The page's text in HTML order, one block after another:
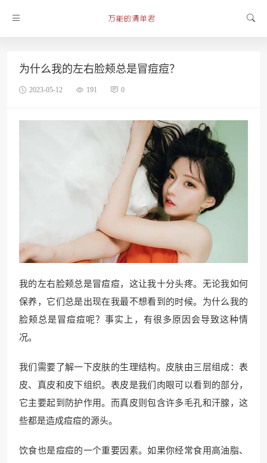
为什么我的左右脸颊总是冒痘痘？
2023-05-12 191 0
我的左右脸颊总是冒痘痘，这让我十分头疼。无论我如何
保养，它们总是出现在我最不想看到的时候。为什么我的
脸颊总是冒痘痘呢？事实上，有很多原因会导致这种情
况。
我们需要了解一下皮肤的生理结构。皮肤由三层组成：表
皮、真皮和皮下组织。表皮是我们肉眼可以看到的部分，
它主要起到防护作用。而真皮则包含许多毛孔和汗腺，这
些都是造成痘痘的源头。
饮食也是痘痘的一个重要因素。如果你经常食用高油脂、